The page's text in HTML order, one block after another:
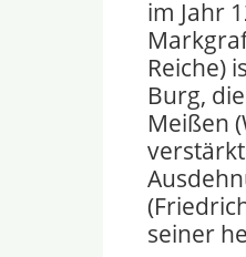
im Jahr
Reiche)
Burg,
Meißen
seiner